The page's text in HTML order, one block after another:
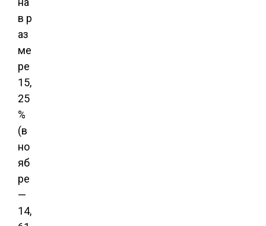
в р
аз
ме
ре
15,
25
%
(в
но
яб
ре
—
14,